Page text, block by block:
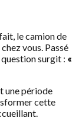
le camion de
vous. Passé
surgit : «
une période
cette